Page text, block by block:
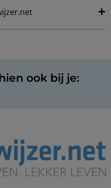
ook bij je: